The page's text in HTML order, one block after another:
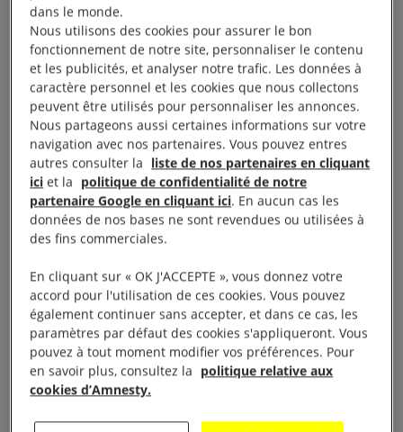
installée. Un cadeau du ciel pour le gouvernement
qui l’utilise largement pour sa communication
officielle.
Selon le New York Times, Zaw Htay, son porte-
parole, serait à l’origine d’une douzaine de posts sur
sa page contenant des images pour démontrer que
les Rohingyas incendiaient leurs propres maisons.
La réalité sur le terrain était tout autre, assure Kyaw
Win, directeur de l’ONG Burma Human Rights
Network (BHRN), qui dispose, depuis 2012, d’une
équipe dédiée à la surveillance des discours de
haine sur Internet.
dans le monde.
Nous utilisons des cookies pour assurer le bon
fonctionnement de notre site, personnaliser le contenu
et les publicités, et analyser notre trafic. Les données à
caractère personnel et les cookies que nous collectons
peuvent être utilisés pour personnaliser les annonces.
Nous partageons aussi certaines informations sur votre
navigation avec nos partenaires. Vous pouvez entres
autres consulter la liste de nos partenaires en cliquant
ici et la politique de confidentialité de notre
partenaire Google en cliquant ici. En aucun cas les
données de nos bases ne sont revendues ou utilisées à
des fins commerciales.
En cliquant sur « OK J'ACCEPTE », vous donnez votre
accord pour l'utilisation de ces cookies. Vous pouvez
également continuer sans accepter, et dans ce cas, les
paramètres par défaut des cookies s'appliqueront. Vous
pouvez à tout moment modifier vos préférences. Pour
en savoir plus, consultez la politique relative aux
cookies d’Amnesty.